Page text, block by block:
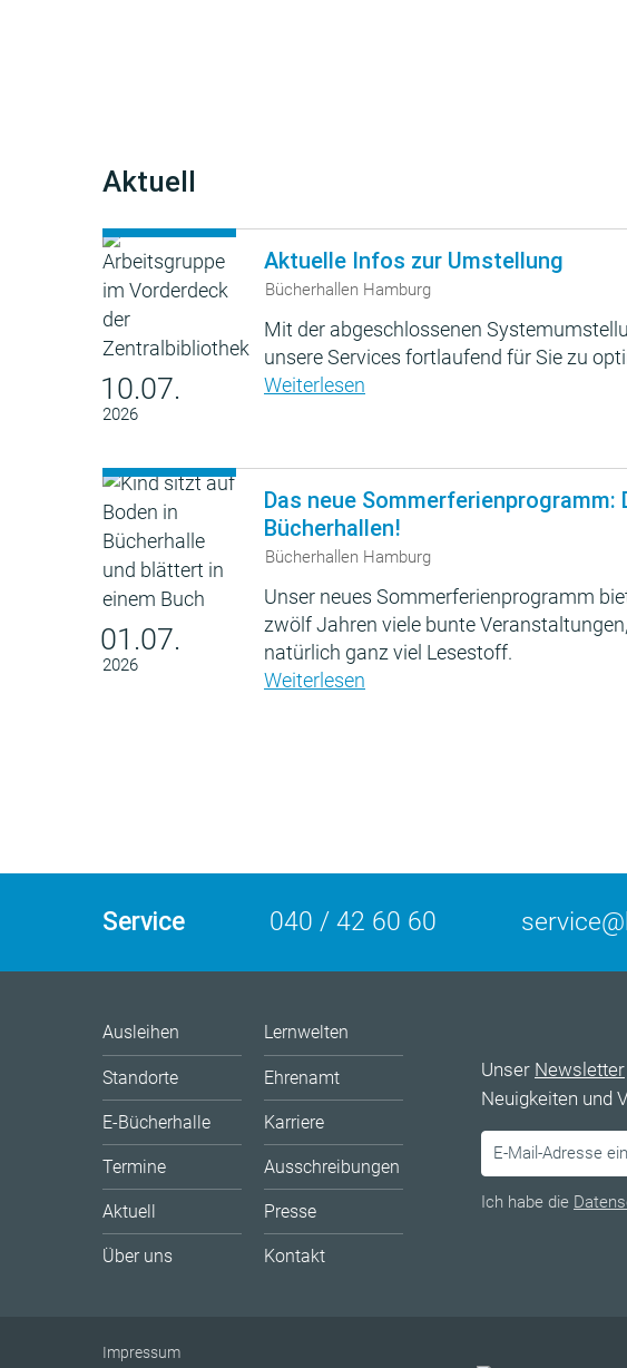
Aktuell
10.07.
2026
Aktuelle Infos zur Umstellung
Bücherhallen Hamburg
Mit der abgeschlossenen
unsere Services fortlaufend für Sie zu
Weiterlesen
01.07.
2026
Das neue Sommerferienprogramm:
Bücherhallen!
Bücherhallen Hamburg
Unser neues Sommerferienprogramm
zwölf Jahren viele bunte
natürlich ganz viel Lesestoff.
Weiterlesen
Service 040 / 42 60 60
Ausleihen
Standorte
E-Bücherhalle
Termine
Aktuell
Über uns
Lernwelten
Ehrenamt
Karriere
Ausschreibungen
Presse
Kontakt
Unser Newsletter
Neuigkeiten und
Ich habe die
Impressum